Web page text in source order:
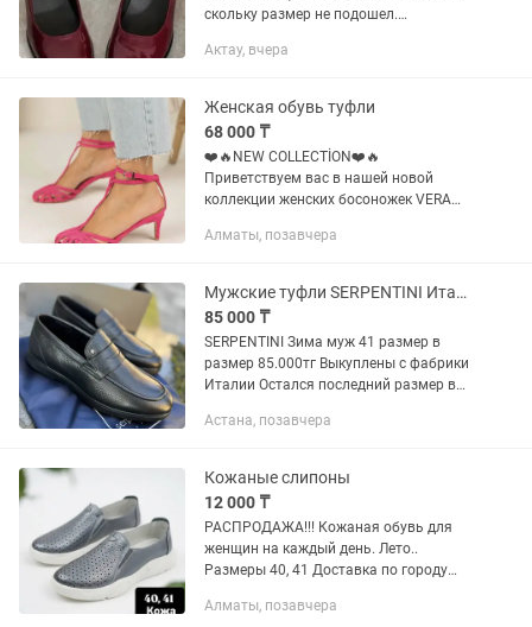
скольку размер не подошел.
идеальной высоты каблук не слишком
Актау, вчера
Женская обувь туфли
68 000 ₸
❤️🔥NEW COLLECTİON❤️🔥
Приветствуем вас в нашей новой
коллекции женских босоножек VERA
Эти босоножки сочетают в себе
выглядят прекрасно....
Алматы, позавчера
Мужские туфли SERPENTINI Италия Зима 41 размер
85 000 ₸
SERPENTINI Зима муж 41 размер в
размер 85.000тг Выкуплены с фабрики
Италии Остался последний размер в
Астана, позавчера
Кожаные слипоны
12 000 ₸
РАСПРОДАЖА!!! Кожаная обувь для
женщин на каждый день. Лето..
Размеры 40, 41 Доставка по городу
#кроссовки #туфли #лоферы
Алматы, позавчера